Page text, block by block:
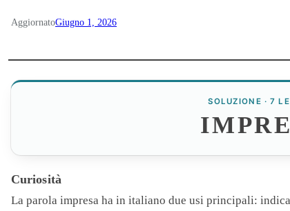
AggiornatoGiugno 1, 2026
SOLUZIONE · 7
Curiosità
La parola impresa ha in italiano due usi principali: